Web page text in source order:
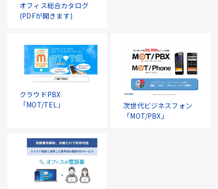
オフィス総合カタログ
(PDFが開きます)
クラウドPBX
「MOT/TEL」
次世代ビジネスフォン
「MOT/PBX」